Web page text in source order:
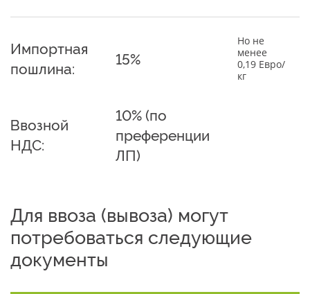
Импортная
пошлина:
15%
Но не
менее
0,19 Евро/
кг
Ввозной
НДС:
10% (по
преференции
ЛП)
Для ввоза (вывоза) могут
потребоваться следующие
документы